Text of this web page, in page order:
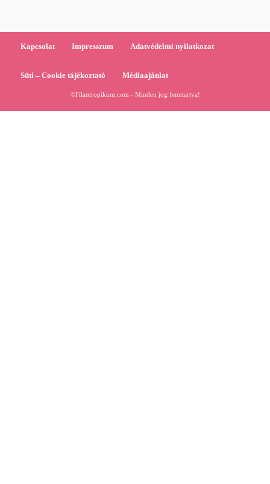
Kapcsolat Impresszum Adatvédelmi nyilatkozat
Süti – Cookie tájékoztató Médiaajánlat
©Filantropikum.com - Minden jog fenntartva!